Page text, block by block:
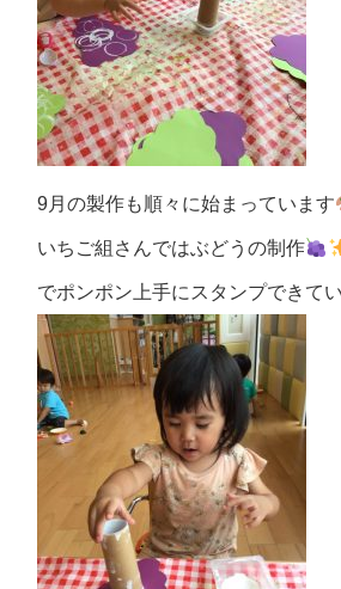
9月の製作も順々に始まっています
いちご組さんではぶどうの制作
でポンポン上手にスタンプできて